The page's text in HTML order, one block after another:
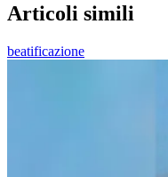
Articoli simili
beatificazione